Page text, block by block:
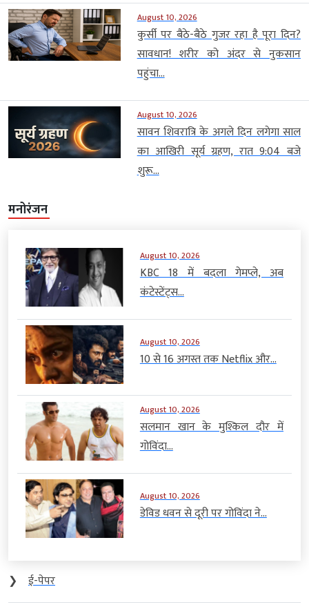
August 10, 2026
कुर्सी पर बैठे-बैठे गुजर रहा है पूरा दिन?
सावधान! शरीर को अंदर से नुकसान
पहुंचा...
August 10, 2026
सावन शिवरात्रि के अगले दिन लगेगा साल
का आखिरी सूर्य ग्रहण, रात 9:04 बजे
शुरू...
मनोरंजन
August 10, 2026
KBC 18 में बदला गेमप्ले, अब
कंटेस्टेंट्स...
August 10, 2026
10 से 16 अगस्त तक Netflix और...
August 10, 2026
सलमान खान के मुश्किल दौर में
गोविंदा...
August 10, 2026
डेविड धवन से दूरी पर गोविंदा ने...
❯
ई-पेपर